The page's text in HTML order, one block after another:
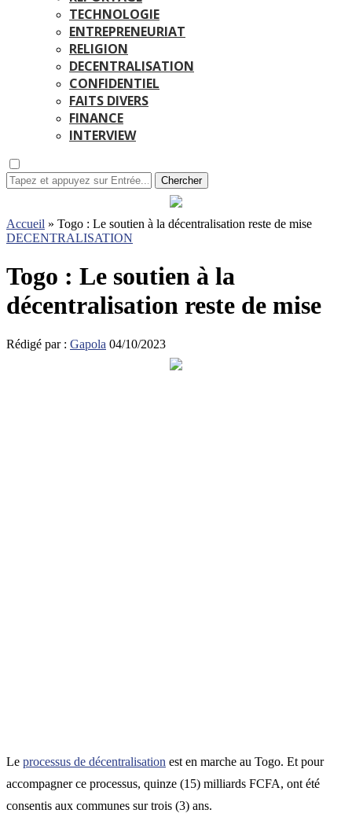
TECHNOLOGIE
ENTREPRENEURIAT
RELIGION
DECENTRALISATION
CONFIDENTIEL
FAITS DIVERS
FINANCE
INTERVIEW
Chercher
Accueil » Togo : Le soutien à la décentralisation reste de mise
DECENTRALISATION
Togo : Le soutien à la
décentralisation reste de mise
Rédigé par : Gapola 04/10/2023
Le processus de décentralisation est en marche au Togo. Et pour
accompagner ce processus, quinze (15) milliards FCFA, ont été
consentis aux communes sur trois (3) ans.